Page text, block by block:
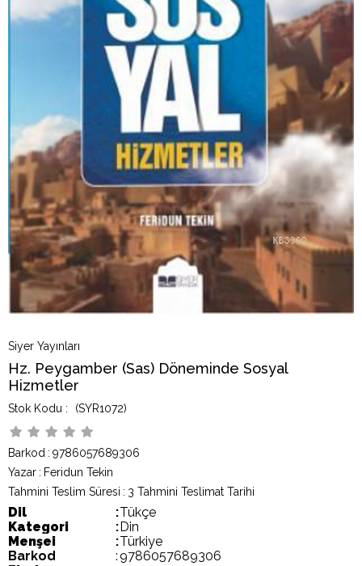
Siyer Yayınları
Hz. Peygamber (Sas) Döneminde Sosyal
Hizmetler
(SYR1072)
Barkod : 9786057689306
Yazar : Feridun Tekin
Tahmini Teslim Süresi : 3 Tahmini Teslimat Tarihi
Dil :Tükçe
Kategori
:Din
Menşei
:Türkiye
Barkod
:9786057689306